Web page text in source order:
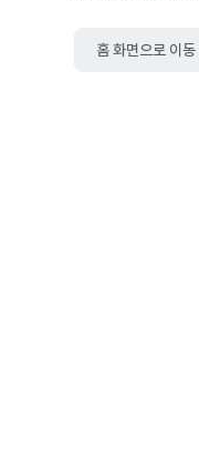
홈 화면으로 이동